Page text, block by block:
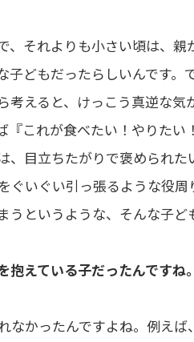
、それよりも小さい頃は、
どもだったらしいんです。
えると、けっこう真逆な気
これが食べたい！やりた
目立ちたがりで褒められた
ぐいぐい引っ張るような役
というような、そんな子ど
抱えている子だったんですね。
なかったんですよね。例え